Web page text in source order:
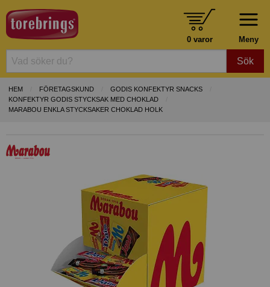
Meny
0 varor
Sök
HEM FÖRETAGSKUND
GODIS KONFEKTYR SNACKS
KONFEKTYR GODIS STYCKSAK MED CHOKLAD
MARABOU ENKLA STYCKSAKER CHOKLAD HOLK